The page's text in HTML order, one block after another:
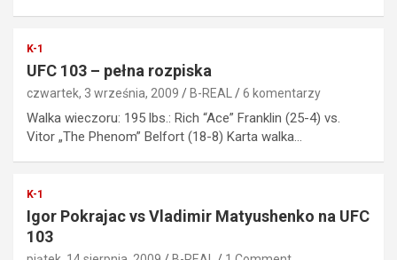
K-1
UFC 103 – pełna rozpiska
czwartek, 3 września, 2009 B-REAL 6 komentarzy
Walka wieczoru: 195 lbs.: Rich “Ace” Franklin (25-4) vs.
Vitor „The Phenom” Belfort (18-8) Karta walka…
K-1
Igor Pokrajac vs Vladimir Matyushenko na UFC
103